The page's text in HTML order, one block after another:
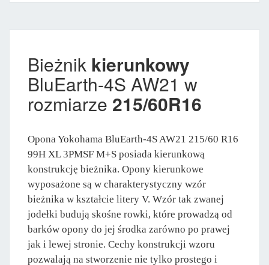
Bieżnik kierunkowy
BluEarth-4S AW21 w
rozmiarze 215/60R16
Opona Yokohama BluEarth-4S AW21 215/60 R16
99H XL 3PMSF M+S posiada kierunkową
konstrukcję bieżnika. Opony kierunkowe
wyposażone są w charakterystyczny wzór
bieżnika w kształcie litery V. Wzór tak zwanej
jodełki budują skośne rowki, które prowadzą od
barków opony do jej środka zarówno po prawej
jak i lewej stronie. Cechy konstrukcji wzoru
pozwalają na stworzenie nie tylko prostego i